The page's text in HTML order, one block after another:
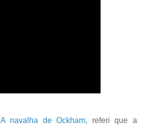
A navalha de Ockham, referi que a